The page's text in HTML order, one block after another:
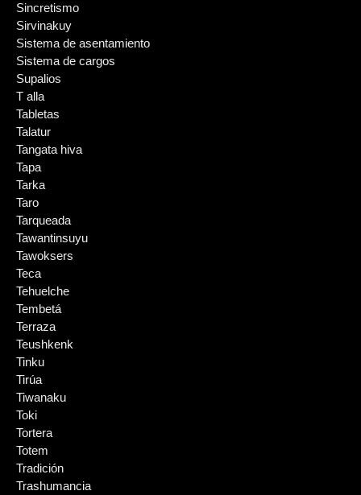
Sincretismo
Sirvinakuy
Sistema de asentamiento
Sistema de cargos
Supalios
T alla
Tabletas
Talatur
Tangata hiva
Tapa
Tarka
Taro
Tarqueada
Tawantinsuyu
Tawoksers
Teca
Tehuelche
Tembetá
Terraza
Teushkenk
Tinku
Tirúa
Tiwanaku
Toki
Tortera
Totem
Tradición
Trashumancia